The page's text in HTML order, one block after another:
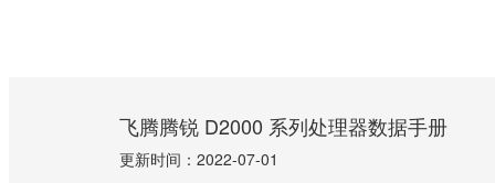
飞腾腾锐 D2000 系列处理器数据手册
更新时间：2022-07-01